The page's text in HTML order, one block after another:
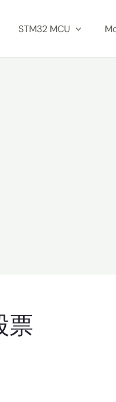
STM32 MCU
票